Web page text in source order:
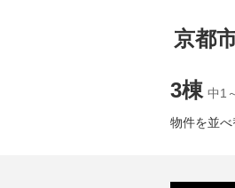
京都
3棟 中1
物件を並べ